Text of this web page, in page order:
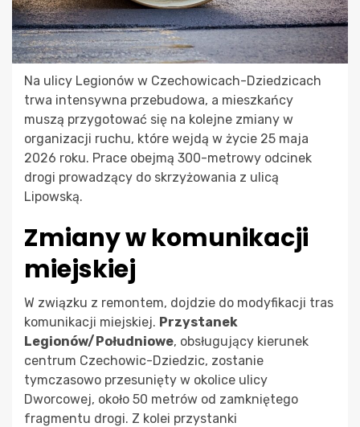
Na ulicy Legionów w Czechowicach-Dziedzicach
trwa intensywna przebudowa, a mieszkańcy
muszą przygotować się na kolejne zmiany w
organizacji ruchu, które wejdą w życie 25 maja
2026 roku. Prace obejmą 300-metrowy odcinek
drogi prowadzący do skrzyżowania z ulicą
Lipowską.
Zmiany w komunikacji
miejskiej
W związku z remontem, dojdzie do modyfikacji tras
komunikacji miejskiej. Przystanek
Legionów/Południowe, obsługujący kierunek
centrum Czechowic-Dziedzic, zostanie
tymczasowo przesunięty w okolice ulicy
Dworcowej, około 50 metrów od zamkniętego
fragmentu drogi. Z kolei przystanki